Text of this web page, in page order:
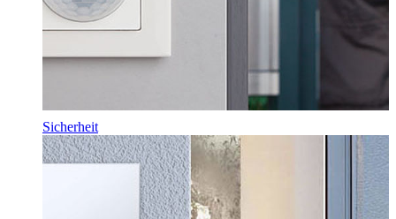
Sicherheit